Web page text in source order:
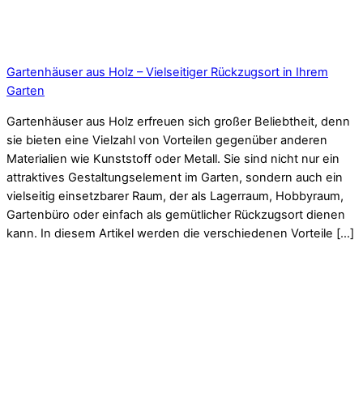
Gartenhäuser aus Holz – Vielseitiger Rückzugsort in Ihrem
Garten
Gartenhäuser aus Holz erfreuen sich großer Beliebtheit, denn
sie bieten eine Vielzahl von Vorteilen gegenüber anderen
Materialien wie Kunststoff oder Metall. Sie sind nicht nur ein
attraktives Gestaltungselement im Garten, sondern auch ein
vielseitig einsetzbarer Raum, der als Lagerraum, Hobbyraum,
Gartenbüro oder einfach als gemütlicher Rückzugsort dienen
kann. In diesem Artikel werden die verschiedenen Vorteile […]